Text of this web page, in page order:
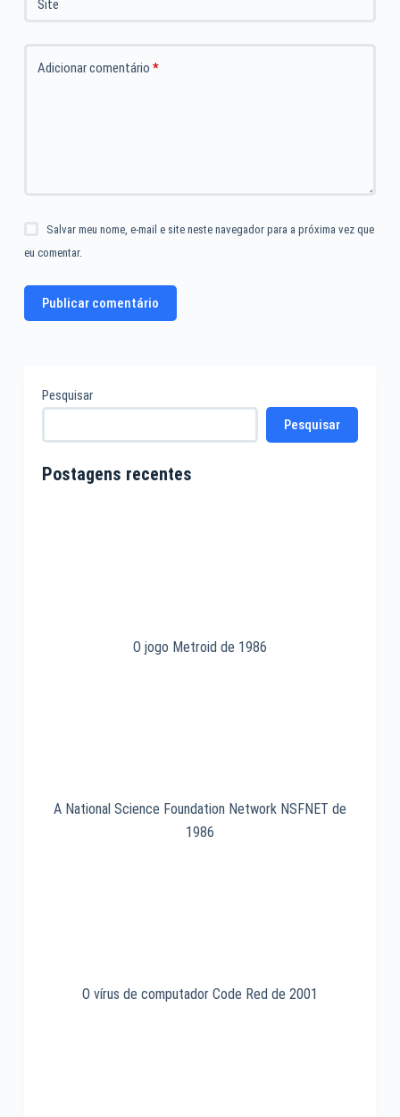
Site
Adicionar comentário *
Salvar meu nome, e-mail e site neste navegador para a próxima vez que
eu comentar.
Publicar comentário
Pesquisar
Pesquisar
Postagens recentes
O jogo Metroid de 1986
A National Science Foundation Network NSFNET de
1986
O vírus de computador Code Red de 2001